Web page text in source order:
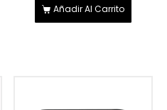
Añadir Al Carrito